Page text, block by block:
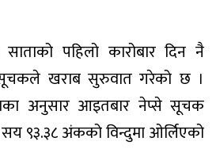
पहिलो कारोबार दिन नै
खराब सुरुवात गरेको छ ।
अनुसार आइतबार नेप्से सूचक
९३.३८ अंकको विन्दुमा ओर्लिएको